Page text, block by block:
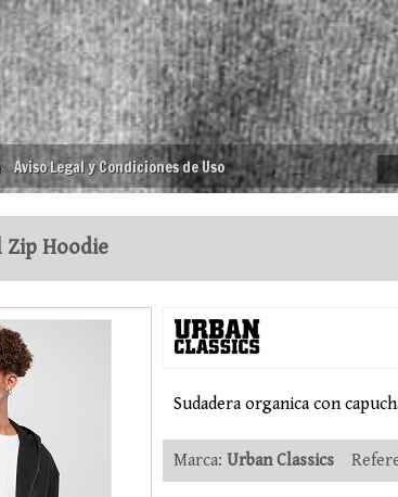
Aviso Legal y Condiciones de Uso
Zip Hoodie
Sudadera organica con
Marca: Urban Classics